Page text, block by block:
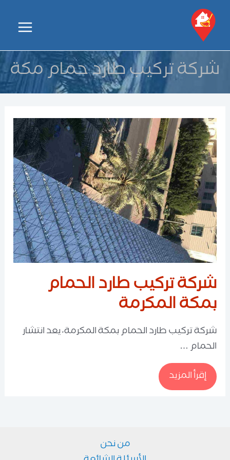
تخطي
المحتوى
Main
Menu
شركة تركيب طارد حمام مكة
شركة تركيب طارد الحمام
بمكة المكرمة
شركة تركيب طارد الحمام بمكة المكرمة، يعد انتشار
الحمام …
شركة
تركيب
طارد
إقرأ المزيد
من نحن